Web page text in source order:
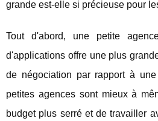
grande est-elle si précieuse pour
Tout d'abord, une petite
d'applications offre une plus
de négociation par rapport à
petites agences sont mieux à
budget plus serré et de travailler